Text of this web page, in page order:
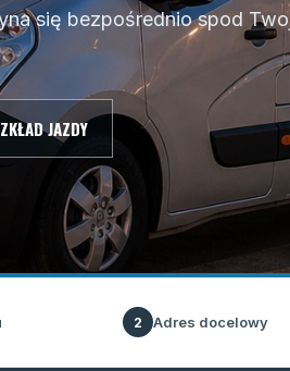
się bezpośrednio spod
JAZDY
2 Adres docelowy